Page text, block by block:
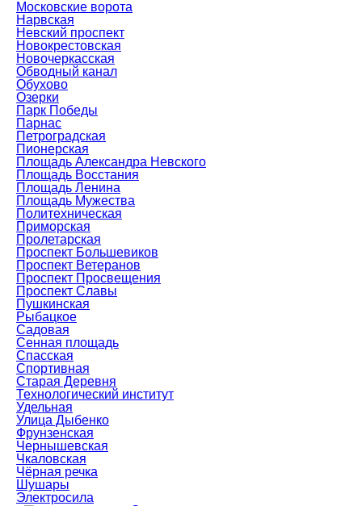
Московские ворота
Нарвская
Невский проспект
Новокрестовская
Новочеркасская
Обводный канал
Обухово
Озерки
Парк Победы
Парнас
Петроградская
Пионерская
Площадь Александра Невского
Площадь Восстания
Площадь Ленина
Площадь Мужества
Политехническая
Приморская
Пролетарская
Проспект Большевиков
Проспект Ветеранов
Проспект Просвещения
Проспект Славы
Пушкинская
Рыбацкое
Садовая
Сенная площадь
Спасская
Спортивная
Старая Деревня
Технологический институт
Удельная
Улица Дыбенко
Фрунзенская
Чернышевская
Чкаловская
Чёрная речка
Шушары
Электросила